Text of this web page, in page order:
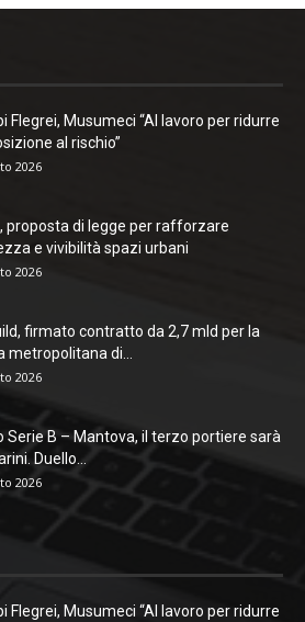
Flegrei, Musumeci “Al lavoro per ridurre
al rischio”
2026
proposta di legge per rafforzare
e vivibilità spazi urbani
2026
firmato contratto da 2,7 mld per la
metropolitana di...
2026
Serie B – Mantova, il terzo portiere sarà
Duello...
2026
Flegrei, Musumeci “Al lavoro per ridurre